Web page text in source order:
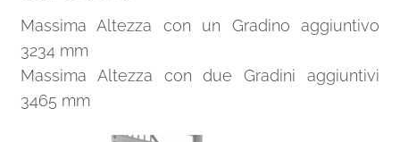
Massima Altezza con un Gradino aggiuntivo
3234 mm
Massima Altezza con due Gradini aggiuntivi
3465 mm